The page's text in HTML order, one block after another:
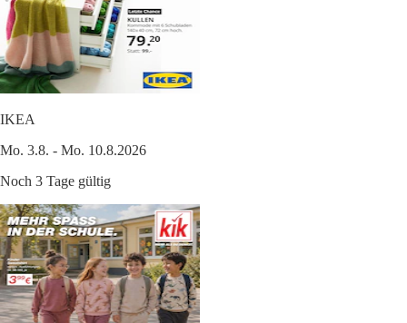
IKEA
Mo. 3.8. - Mo. 10.8.2026
Noch 3 Tage gültig